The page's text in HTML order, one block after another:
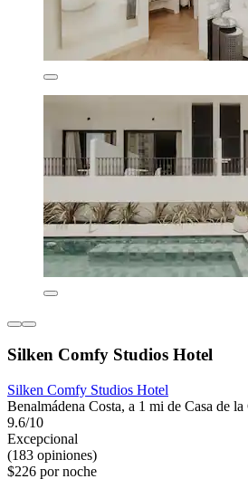
Silken Comfy Studios Hotel
Silken Comfy Studios Hotel
Benalmádena Costa, a 1 mi de Casa de la
9.6/10
Excepcional
(183 opiniones)
$226 por noche